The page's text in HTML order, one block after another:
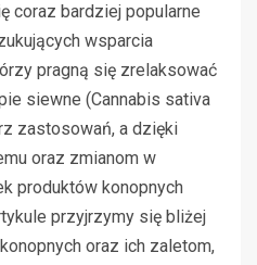
coraz bardziej popularne
wsparcia
pragną się zrelaksować
siewne (Cannabis sativa
zastosowań, a dzięki
oraz zmianom w
produktów konopnych
przyjrzymy się bliżej
oraz ich zaletom,